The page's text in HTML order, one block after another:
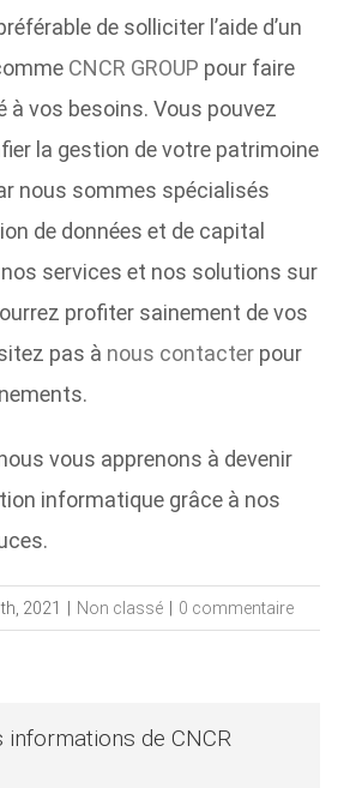
de solliciter l’aide d’un
CNCR GROUP pour faire
à vos besoins. Vous pouvez
la gestion de votre patrimoine
nous sommes spécialisés
de données et de capital
services et nos solutions sur
profiter sainement de vos
pas à nous contacter pour
vous apprenons à devenir
informatique grâce à nos
2021 Non classé 0 commentaire
informations de CNCR